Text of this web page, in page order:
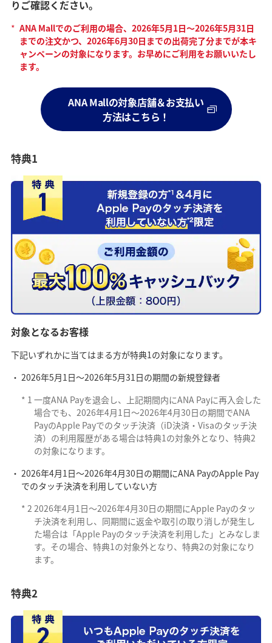
りご確認ください。
* ANA Mallでのご利用の場合、2026年5月1日～2026年5月31日
までの注文かつ、2026年6月30日までの出荷完了分までが本キ
ャンペーンの対象になります。お早めにご利用をお願いいたし
ます。
ANA Mallの対象店舗＆お支払い
方法はこちら！
特典1
対象となるお客様
下記いずれかに当てはまる方が特典1の対象になります。
2026年5月1日～2026年5月31日の期間の新規登録者
* 1 一度ANA Payを退会し、上記期間内にANA Payに再入会した
場合でも、2026年4月1日～2026年4月30日の期間でANA
PayのApple Payでのタッチ決済（iD決済・Visaのタッチ決
済）の利用履歴がある場合は特典1の対象外となり、特典2
の対象になります。
2026年4月1日〜2026年4月30日の期間にANA PayのApple Pay
でのタッチ決済を利用していない方
* 2 2026年4月1日～2026年4月30日の期間にApple Payのタッ
チ決済を利用し、同期間に返金や取引の取り消しが発生し
た場合は「Apple Payのタッチ決済を利用した」とみなしま
す。その場合、特典1の対象外となり、特典2の対象になり
ます。
特典2